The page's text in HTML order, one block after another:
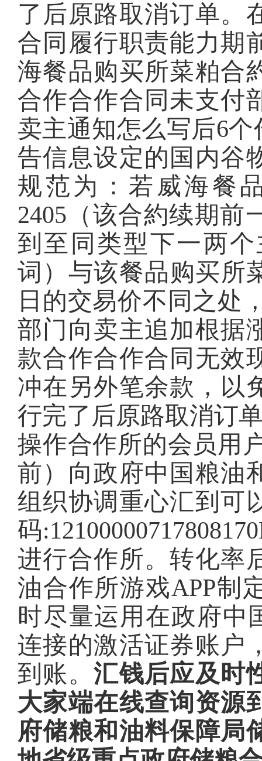
了后原路取消订单。
合同履行职责能力期
海餐品购买所菜粕合
合作合作合同未支付
卖主通知怎么写后6
告信息设定的国内谷
规范为：若威海餐
2405（该合約续期前
到至同类型下一两
词）与该餐品购买所
日的交易价不同之处
部门向卖主追加根据
款合作合作合同无效
冲在另外笔余款，以
行完了后原路取消订
操作合作所的会员用
前）向政府中国粮油
组织协调重心汇到可
码
进行合作所。转化率
油合作所游戏APP制
时尽量运用在政府中
连接的激活证券账户
到账。汇钱后应及时
大家端在线查询资源
府储粮和油料保障局